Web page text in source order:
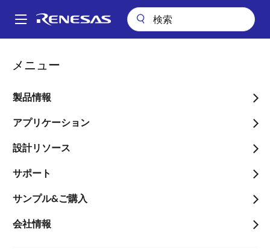
ン
Main
メニュー
製品情報
アプリケーション
設計リソース
サポート
サンプル&ご購入
会社情報
パ
ン
く
ず
ルネサスによるシーカンス買収に関し、公開買付け期間を延長、また
ルネサスによるシーカンス
買収に関し、公開買付け期
間を延長、また台湾当局の
承認を取得
～応募株主は、普通株式1株当たり
0.7575米ドル、ADS 1株当たり3.03米ド
ルを現金で受領予定～